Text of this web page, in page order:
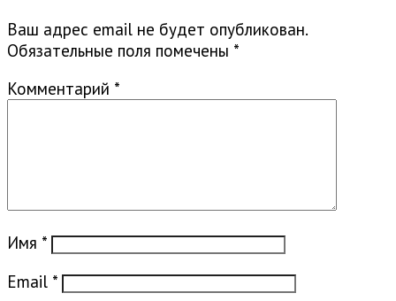
Ваш адрес email не будет опубликован.
Обязательные поля помечены *
Комментарий *
Имя *
Email *